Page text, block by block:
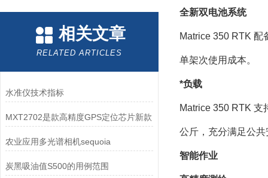
相关文章
RELATED ARTICLES
水准仪技术指标
MXT2702是款高精度GPS定位芯片新款
农业应用多光谱相机sequoia
炭黑吸油值S500的用例范围
全新双电池系统
Matrice 350 RTK 配
单架次使用成本。
*负载
Matrice 350 RTK 支
公斤，充分满足公
智能作业